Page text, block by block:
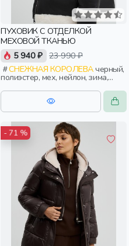
ПУХОВИК С ОТДЕЛКОЙ
МЕХОВОЙ ТКАНЬЮ
5 940 ₽ 23 990 ₽
СНЕЖНАЯ КОРОЛЕВАчерный,
полиэстер, мех, нейлон, зима,
осень, россия, прямые, застежка,
стеганые, прорези, карман,
воротник, воротник-стойка,
женщины, взрослые
- 71 %